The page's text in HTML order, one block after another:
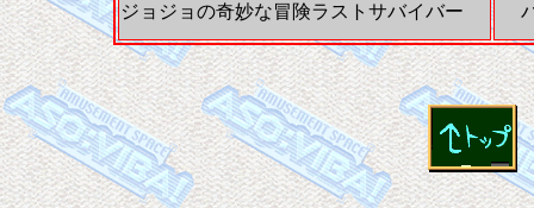
ジョジョの奇妙な冒険ラストサバイバー